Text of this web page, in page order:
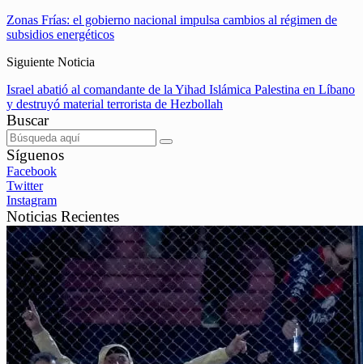
Zonas Frías: el gobierno nacional impulsa cambios al régimen de
subsidios energéticos
Siguiente Noticia
Israel abatió al comandante de la Yihad Islámica Palestina en Líbano
y destruyó material terrorista de Hezbollah
Buscar
Síguenos
Facebook
Twitter
Instagram
Noticias Recientes